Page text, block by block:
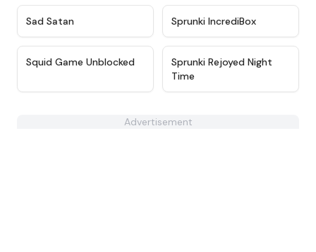
Sad Satan Sprunki IncrediBox
★ 4.6
Squid Game Unblocked ★ 4.3
Sprunki Rejoyed Night
Time
Advertisement